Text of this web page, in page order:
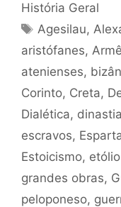
História Geral
Tags
Agesilau,
aristófanes,
atenienses,
Corinto, Creta,
Dialética,
escravos,
Estoicismo,
grandes obras,
peloponeso,